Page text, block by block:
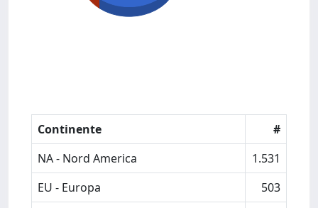
Continente
#
NA - Nord America
1.531
EU - Europa
503